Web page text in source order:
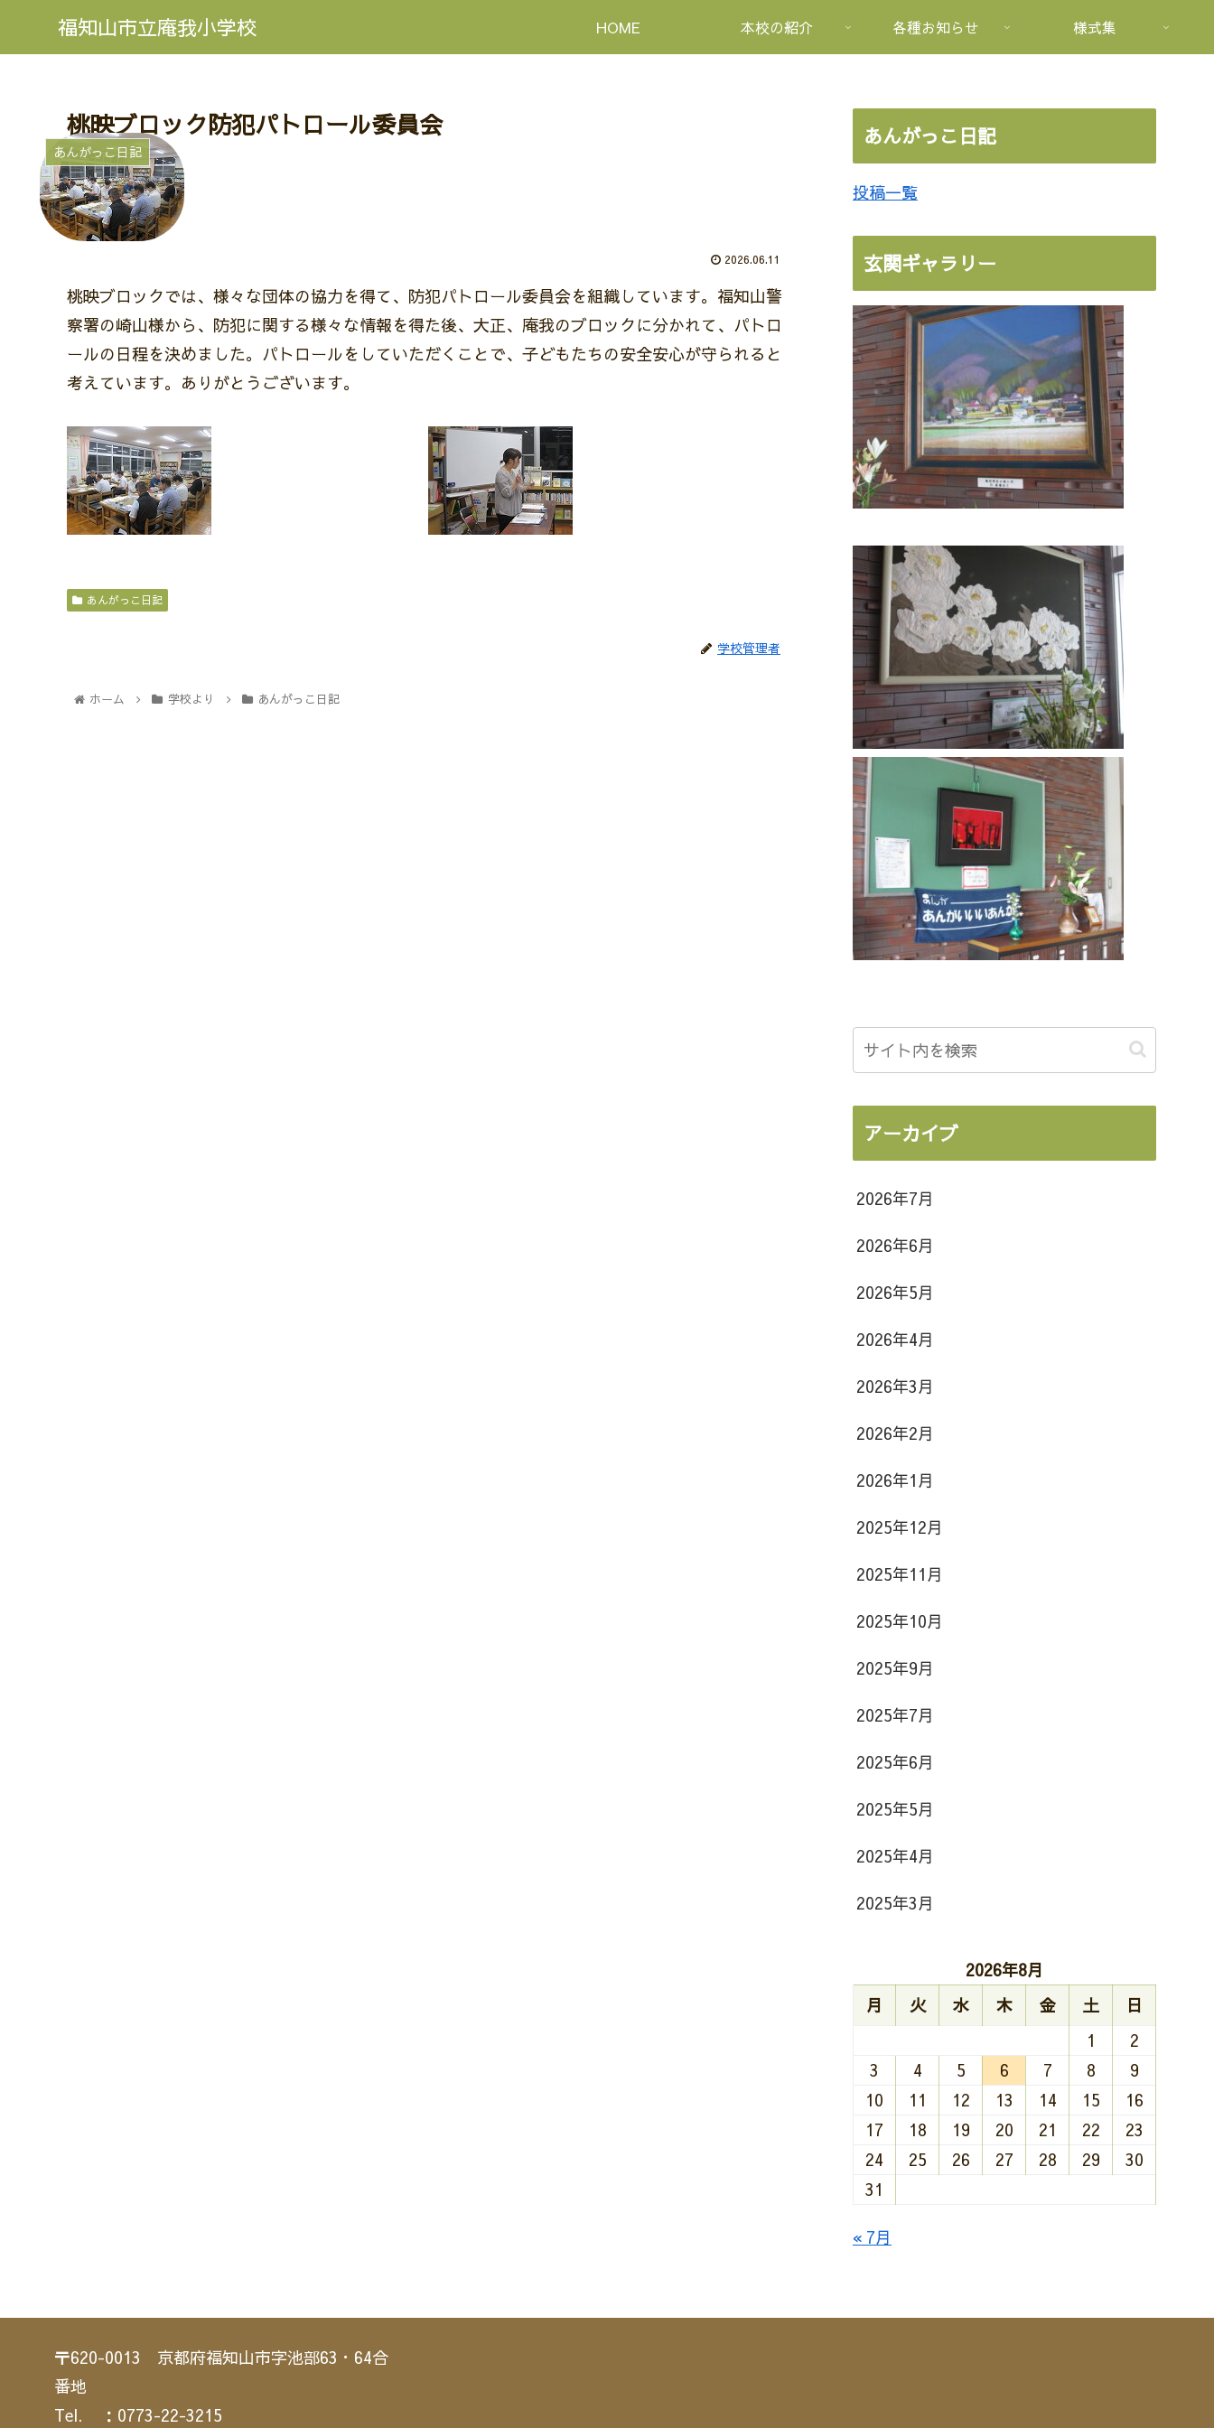
福知山市立庵我小学校 HOME 本校の紹介 各種お知らせ 様式集
桃映ブロック防犯パトロール委員会
あんがっこ日記
2026.06.11
桃映ブロックでは、様々な団体の協力を得て、防犯パトロール委員会を組織しています。福知山警
察署の崎山様から、防犯に関する様々な情報を得た後、大正、庵我のブロックに分かれて、パトロ
ールの日程を決めました。パトロールをしていただくことで、子どもたちの安全安心が守られると
考えています。ありがとうございます。
あんがっこ日記
学校管理者
ホーム 学校より あんがっこ日記
あんがっこ日記
投稿一覧
玄関ギャラリー
アーカイブ
2026年7月
2026年6月
2026年5月
2026年4月
2026年3月
2026年2月
2026年1月
2025年12月
2025年11月
2025年10月
2025年9月
2025年7月
2025年6月
2025年5月
2025年4月
2025年3月
2026年8月
月
火 水 木 金 土
日
1
2
3
4 5 6 7 8
9
10
11 12 13 14 15
16
17
18 19 20 21 22
23
24
25 26 27 28 29
30
31
« 7月
〒620-0013 京都府福知山市字池部63・64合
番地
Tel. ：0773-22-3215